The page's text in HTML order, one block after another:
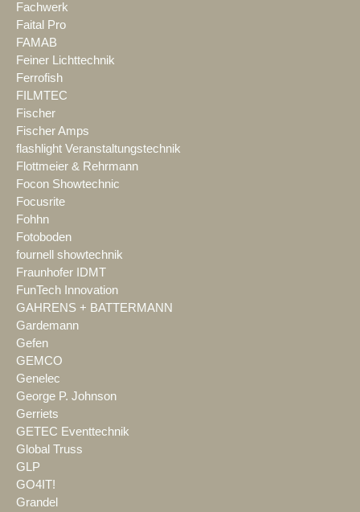
Fachwerk
Faital Pro
FAMAB
Feiner Lichttechnik
Ferrofish
FILMTEC
Fischer
Fischer Amps
flashlight Veranstaltungstechnik
Flottmeier & Rehrmann
Focon Showtechnic
Focusrite
Fohhn
Fotoboden
fournell showtechnik
Fraunhofer IDMT
FunTech Innovation
GAHRENS + BATTERMANN
Gardemann
Gefen
GEMCO
Genelec
George P. Johnson
Gerriets
GETEC Eventtechnik
Global Truss
GLP
GO4IT!
Grandel